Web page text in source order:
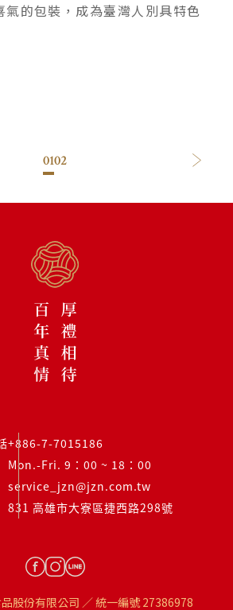
氣的包裝，成為臺灣人別具特色
0102
+886-7-7015186
Mon.-Fri. 9：00 ~ 18：00
service_jzn@jzn.com.tw
831 高雄市大寮區捷西路298號
股份有限公司 ／ 統一編號 27386978